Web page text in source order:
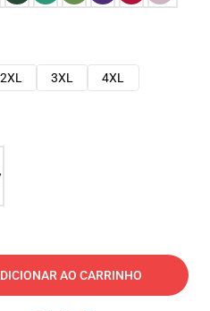
2XL 3XL
4XL
AO CARRINHO